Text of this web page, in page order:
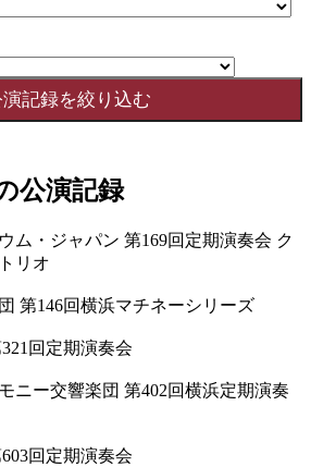
公演記録
ム・ジャパン 第169回定期演奏会 ク
リオ
第146回横浜マチネーシリーズ
回定期演奏会
ニー交響楽団 第402回横浜定期演奏
回定期演奏会